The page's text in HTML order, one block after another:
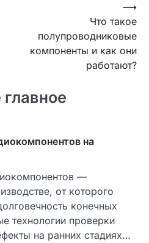
Что такое
полупроводниковые
компоненты и как они
работают?
⟶
на
—
от которого
конечных
технологии проверки
на ранних стадиях…